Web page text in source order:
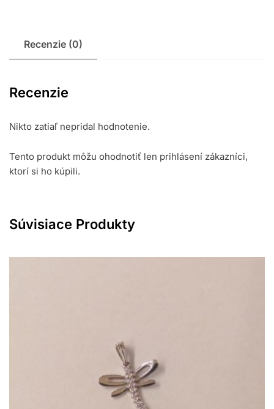
Recenzie (0)
Recenzie
Nikto zatiaľ nepridal hodnotenie.
Tento produkt môžu ohodnotiť len prihlásení zákazníci,
ktorí si ho kúpili.
Súvisiace Produkty